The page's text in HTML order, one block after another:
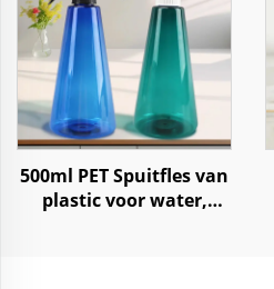
500ml PET Spuitfles van
plastic voor water,